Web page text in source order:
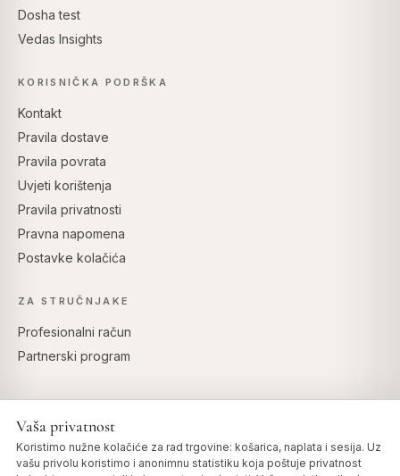
Dosha test
Vedas Insights
KORISNIČKA PODRŠKA
Kontakt
Pravila dostave
Pravila povrata
Uvjeti korištenja
Pravila privatnosti
Pravna napomena
Postavke kolačića
ZA STRUČNJAKE
Profesionalni račun
Partnerski program
Vaša privatnost
Koristimo nužne kolačiće za rad trgovine: košarica, naplata i sesija. Uz
vašu privolu koristimo i anonimnu statistiku koja poštuje privatnost